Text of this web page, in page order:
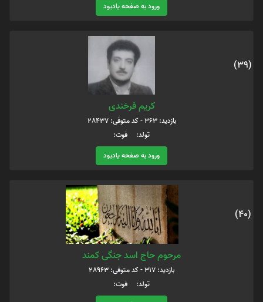
ورود به صفحه یادبود
(39)
کریم فرخندی
بازدید: 363 - کد متوفی: 28437
تولد: فوت:
ورود به صفحه یادبود
(40)
مرحوم حاج اسد جنگی کمند
بازدید: 317 - کد متوفی: 28963
تولد: فوت: